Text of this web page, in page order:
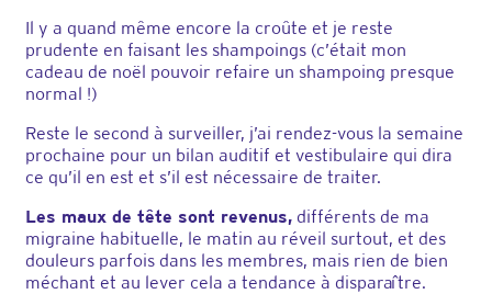
Il y a quand même encore la croûte et je reste
prudente en faisant les shampoings (c’était mon
cadeau de noël pouvoir refaire un shampoing presque
normal !)
Reste le second à surveiller, j’ai rendez-vous la semaine
prochaine pour un bilan auditif et vestibulaire qui dira
ce qu’il en est et s’il est nécessaire de traiter.
Les maux de tête sont revenus, différents de ma
migraine habituelle, le matin au réveil surtout, et des
douleurs parfois dans les membres, mais rien de bien
méchant et au lever cela a tendance à disparaître.